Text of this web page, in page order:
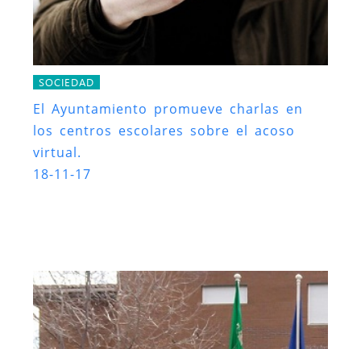
SOCIEDAD
El Ayuntamiento promueve charlas en
los centros escolares sobre el acoso
virtual.
18-11-17